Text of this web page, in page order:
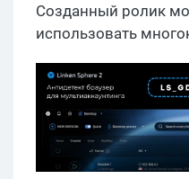
Созданный ролик
использовать